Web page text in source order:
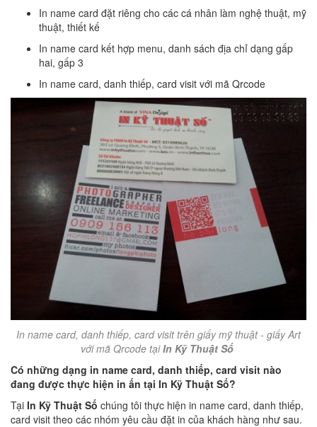
In name card đặt riêng cho các cá nhân làm nghệ thuật, mỹ
thuật, thiết kế
In name card kết hợp menu, danh sách địa chỉ dạng gấp
hai, gấp 3
In name card, danh thiếp, card visit với mã Qrcode
In name card, danh thiếp, card visit trên giấy mỹ thuật - giấy Art
với mã Qrcode tạiIn Kỹ Thuật Số
Có những dạng in name card, danh thiếp, card visit nào
đang được thực hiện in ấn tại In Kỹ Thuật Số?
Tại In Kỹ Thuật Số chúng tôi thực hiện in name card, danh thiếp,
card visit theo các nhóm yêu cầu đặt in của khách hàng như sau.